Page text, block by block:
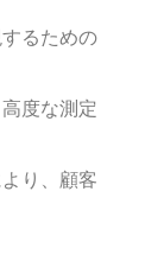
るための
度な測定
り、顧客